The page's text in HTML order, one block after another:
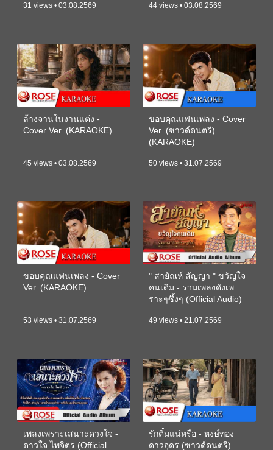
31 views • 03.08.2569 44 views • 03.08.2569
ล้างจานในงานแต่ง -
Cover Ver. (KARAOKE)
45 views • 03.08.2569
ขอบคุณแฟนเพลง - Cover
Ver. (ซาวด์ดนตรี)
(KARAOKE)
50 views • 31.07.2569
ขอบคุณแฟนเพลง - Cover
Ver. (KARAOKE)
53 views • 31.07.2569
" สายัณห์ สัญญา " ขวัญใจ
คนเดิม - รวมเพลงดังเพ
ราะๆซึ้งๆ (Official Audio)
49 views • 21.07.2569
เพลงเพราะเสนาะดวงใจ -
ดาวใจ ไพจิตร (Official
รักติ๋มแน่หรือ - หงษ์ทอง
ดาวอุดร (ซาวด์ดนตรี)